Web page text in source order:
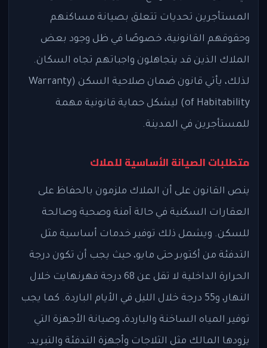
المستأجرين تحديات تتعلق بصيانة مساكنهم
وحقوقهم القانونية، خصوصًا في ظل وجود بعض
الملاك الذين قد يتجاهلون واجباتهم تجاه السكان.
لذلك، يأتي قانون ضمان صلاحية السكن (Warranty
of Habitability) ليشكل حماية قانونية مهمة
للمستأجرين في المدينة.
متطلبات الصيانة الأساسية للملاك
ينص القانون على أن الملاك ملزمون بالحفاظ على
العقارات السكنية في حالة آمنة وصحية وصالحة
للسكن. ويشمل ذلك توفير خدمات أساسية مثل
التدفئة من أكتوبر حتى مايو، حيث يجب أن تكون درجة
الحرارة الداخلية لا تقل عن 68 درجة فهرنهايت خلال
النهار، و55 درجة خلال الليل في الأيام الباردة. كما يجب
توفير المياه الساخنة والباردة، وصيانة الأجهزة التي
يزودها المالك مثل الثلاجات وأجهزة التدفئة والتبريد.